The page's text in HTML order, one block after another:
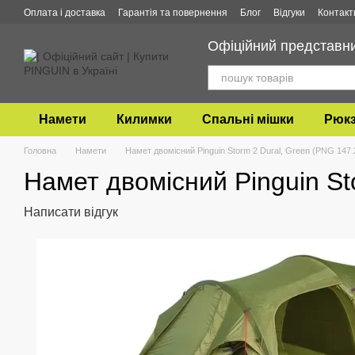
Перейти до основного контенту
Оплата і доставка Гарантія та повернення Блог Відгуки
Офіційний
Намети Килимки Спальні мішки
Головна Намети Намет двомісний Pinguin Storm 2 Dural, Green (PNG
Намет двомісний Pinguin
Написати відгук